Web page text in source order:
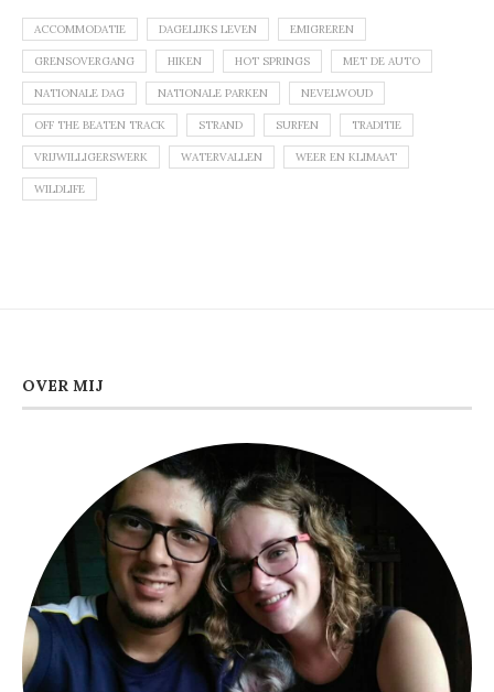
ACCOMMODATIE DAGELIJKS LEVEN EMIGREREN
GRENSOVERGANG HIKEN HOT SPRINGS MET DE AUTO
NATIONALE DAG NATIONALE PARKEN NEVELWOUD
OFF THE BEATEN TRACK STRAND SURFEN TRADITIE
VRIJWILLIGERSWERK WATERVALLEN WEER EN KLIMAAT
WILDLIFE
OVER MIJ